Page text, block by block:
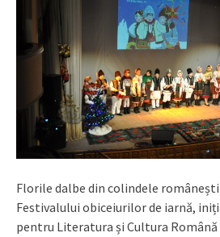
Florile dalbe din colindele
Festivalului obiceiurilor de iarnă,
pentru Literatura și Cultura Română